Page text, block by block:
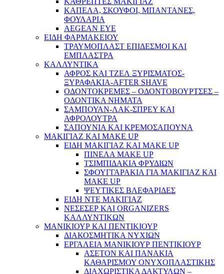
ΚΑΠΕΛΑ, ΣΚΟΥΦΟΙ, ΜΠΑΝΤΑΝΕΣ,
ΦΟΥΛΑΡΙΑ
AEGEAN EYE
ΕΙΔΗ ΦΑΡΜΑΚΕΙΟΥ
ΤΡΑΥΜΟΠΛΑΣΤ ΕΠΙΔΕΣΜΟΙ ΚΑΙ
ΕΜΠΛΑΣΤΡΑ
ΚΑΛΛΥΝΤΙΚΑ
ΑΦΡΟΣ ΚΑΙ ΤΖΕΛ ΞΥΡΙΣΜΑΤΟΣ-
ΞΥΡΑΦΑΚΙΑ-AFTER SHAVE
ΟΔΟΝΤΟΚΡΕΜΕΣ – ΟΔΟΝΤΟΒΟΥΡΤΣΕΣ –
ΟΔΟΝΤΙΚΑ ΝΗΜΑΤΑ
ΣΑΜΠΟΥΑΝ-ΛΑΚ-ΣΠΡΕΥ ΚΑΙ
ΑΦΡΟΛΟΥΤΡΑ
ΣΑΠΟΥΝΙΑ ΚΑΙ ΚΡΕΜΟΣΑΠΟΥΝΑ
ΜΑΚΙΓΙΑΖ ΚΑΙ MAKE UP
ΕΙΔΗ ΜΑΚΙΓΙΑΖ ΚΑΙ MAKE UP
ΠΙΝΕΛΑ MAKE UP
ΤΣΙΜΠΙΔΑΚΙΑ ΦΡΥΔΙΩΝ
ΣΦΟΥΓΓΑΡΑΚΙΑ ΓΙΑ ΜΑΚΙΓΙΑZ ΚΑΙ
MAKE UP
ΨΕΥΤΙΚΕΣ ΒΛΕΦΑΡΙΔΕΣ
ΕΙΔΗ ΝΤΕ ΜΑΚΙΓΙΑΖ
ΝΕΣΕΣΕΡ ΚΑΙ ORGANIZERS
ΚΑΛΛΥΝΤΙΚΩΝ
ΜΑΝΙΚΙΟΥΡ ΚΑΙ ΠΕΝΤΙΚΙΟΥΡ
ΔΙΑΚΟΣΜΗΤΙΚΑ ΝΥΧΙΩΝ
ΕΡΓΑΛΕΙΑ ΜΑΝΙΚΙΟΥΡ ΠΕΝΤΙΚΙΟΥΡ
ΑΣΕΤΟΝ ΚΑΙ ΠΑΝΑΚΙΑ
ΚΑΘΑΡΙΣΜΟΥ ΟΝΥΧΟΠΛΑΣΤΙΚΗΣ
ΔΙΑΧΩΡΙΣΤΙΚΑ ΔΑΚΤΥΛΩΝ –